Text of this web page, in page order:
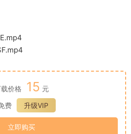
价格 15 元
费
升级VIP
立即购买